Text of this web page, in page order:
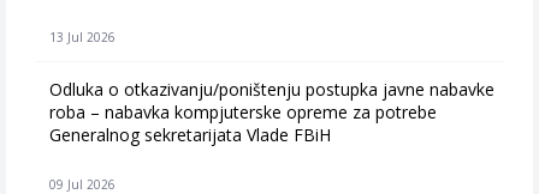
13 Jul 2026
Odluka o otkazivanju/poništenju postupka javne nabavke
roba – nabavka kompjuterske opreme za potrebe
Generalnog sekretarijata Vlade FBiH
09 Jul 2026